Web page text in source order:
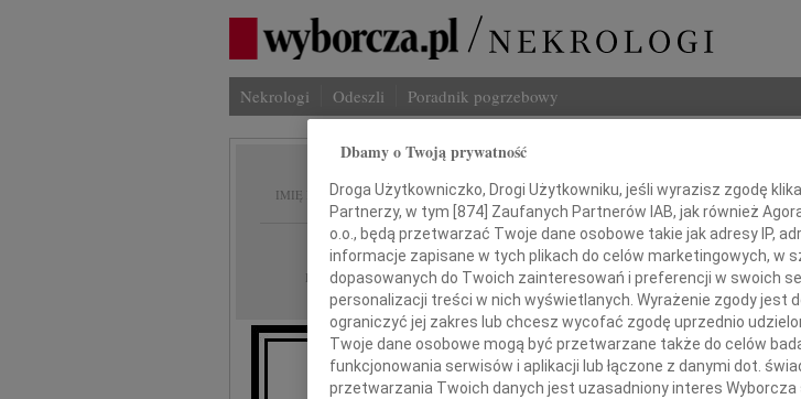
Nekrologi Odeszli Poradnik pogrzebowy
IMIĘ I NAZWISKO: Maciej Szost
REGION: Warszawa
DATA EMISJI: 21.08.2010
Z głębokim żalem przyjęliśmy wiadomość
Dbamy o Twoją prywatność
Droga Użytkowniczko, Drogi Użytkowniku, jeśli wyrazisz zgodę
Partnerzy, w tym [ 874 ] Zaufanych Partnerów IAB, jak również
o.o., będą przetwarzać Twoje dane osobowe takie jak adresy IP,
informacje zapisane w tych plikach do celów marketingowych, w
dopasowanych do Twoich zainteresowań i preferencji w swoich
personalizacji treści w nich wyświetlanych. Wyrażenie zgody jest
ograniczyć jej zakres lub chcesz wycofać zgodę uprzednio
Twoje dane osobowe mogą być przetwarzane także do celów
funkcjonowania serwisów i aplikacji lub łączone z danymi dot.
przetwarzania Twoich danych jest uzasadniony interes Wyborcza